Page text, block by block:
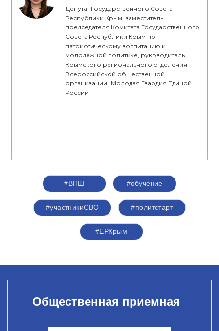
Депутат Государственного Совета
Республики Крым, заместитель
председателя Комитета Государственного
Совета Республики Крым по
патриотическому воспитанию и
молодежной политике, руководитель
Крымского регионального отделения
Всероссийской общественной
организации "Молодая Гвардия Единой
России"
#ВПШ #обучение
#участникиСВО #политстарт
#ЕРКрым
Общественная приемная